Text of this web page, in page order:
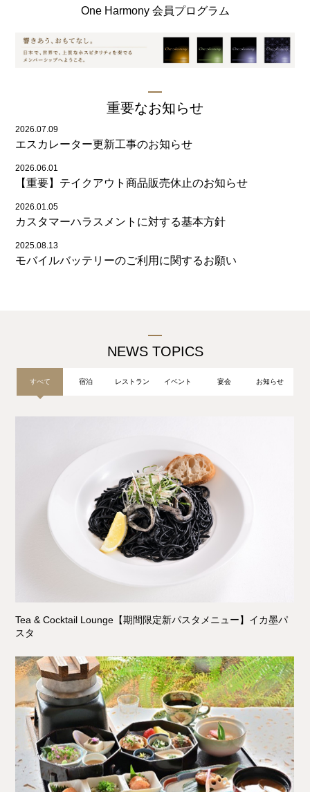
One Harmony 会員プログラム
重要なお知らせ
2026.07.09
エスカレーター更新工事のお知らせ
2026.06.01
【重要】テイクアウト商品販売休止のお知らせ
2026.01.05
カスタマーハラスメントに対する基本方針
2025.08.13
モバイルバッテリーのご利用に関するお願い
NEWS TOPICS
すべて 宿泊 レストラン イベント 宴会 お知らせ
Tea & Cocktail Lounge【期間限定新パスタメニュー】イカ墨パ
スタ